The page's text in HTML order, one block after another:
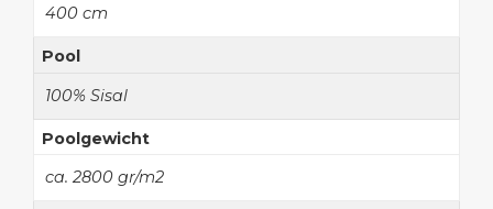
400 cm
Pool
100% Sisal
Poolgewicht
ca. 2800 gr/m2